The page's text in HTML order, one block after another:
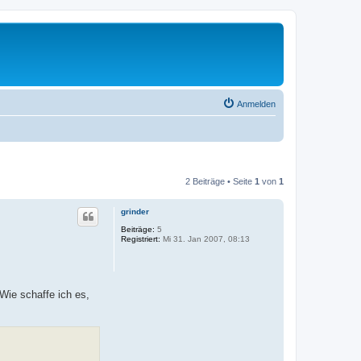
Anmelden
2 Beiträge • Seite 1 von 1
grinder
Beiträge: 5
Registriert: Mi 31. Jan 2007, 08:13
schaffe ich es,